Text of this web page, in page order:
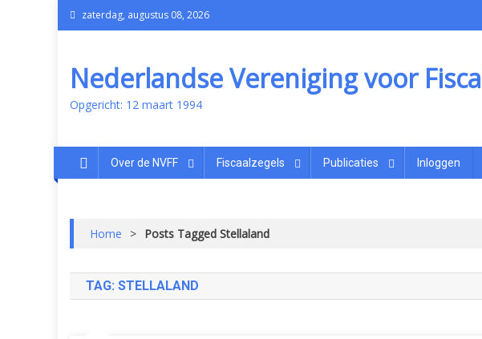
zaterdag, augustus 08, 2026
Nederlandse Vereniging voor
Opgericht: 12 maart 1994
Over de NVFF Fiscaalzegels Publicaties Inloggen
Home > Posts Tagged Stellaland
TAG: STELLALAND